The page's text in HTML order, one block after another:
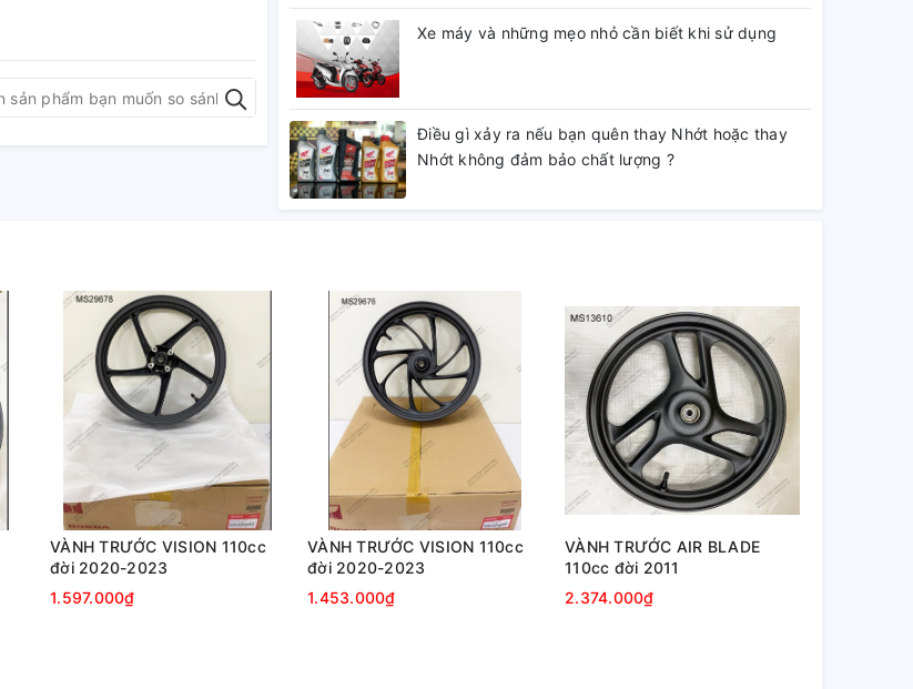
lý, nhà xưởng, garage để phát
084.511.2323-098.237.6215
Xe máy và những mẹo nhỏ cần biết khi sử dụng
Điều gì xảy ra nếu bạn quên thay Nhớt hoặc thay
Nhớt không đảm bảo chất lượng ?
VÀNH TRƯỚC VISION 110cc
đời 2020-2023
1.597.000₫
VÀNH TRƯỚC VISION 110cc
đời 2020-2023
1.453.000₫
VÀNH TRƯỚC AIR BLADE
110cc đời 2011
2.374.000₫